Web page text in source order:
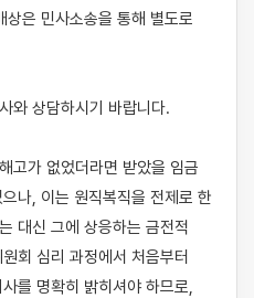
은 민사소송을 통해 별도로
와 상담하시기 바랍니다.
고가 없었더라면 받았을 임금
나, 이는 원직복직을 전제로 한
대신 그에 상응하는 금전적
회 심리 과정에서 처음부터
를 명확히 밝히셔야 하므로,